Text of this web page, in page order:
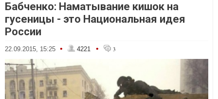
Бабченко: Наматывание кишок на
гусеницы - это Национальная идея
России
22.09.2015, 15:25 • 4221 • 3